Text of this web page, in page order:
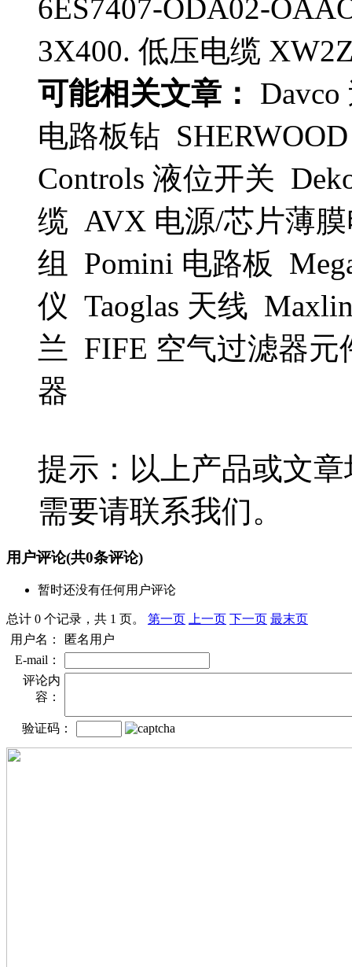
6ES7407-ODA02-
3X400. 低压电缆
可能相关文章：
电路板钻
Controls 液位开关
缆 AVX 电源/芯片薄
组 Pomini 电路板
仪 Taoglas 天线
兰 FIFE 空气过滤器
器
提示：以上产品或文
需要请联系我们。
用户评论(共0条评论)
暂时还没有任何用户评论
总计 0 个记录，共 1 页。 第一页 上一页 下一页 最末页
用户名：
匿名用户
E-mail：
评论内
容：
验证码：